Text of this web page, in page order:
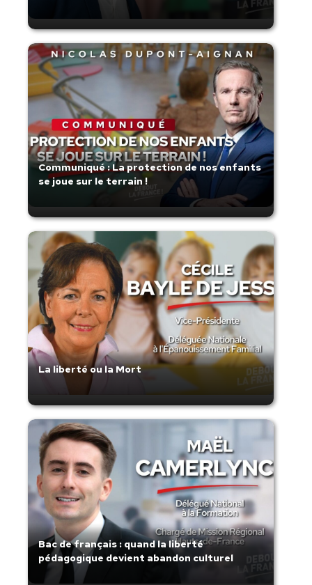
Communiqué : La protection de nos enfants
se joue sur le terrain !
La liberté ou la Mort
Bac de français : quand la liberté
pédagogique devient abandon culturel